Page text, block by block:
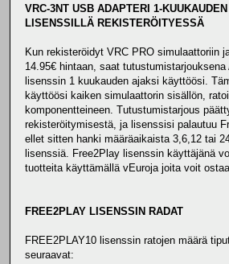
VRC-3NT USB ADAPTERI 1-
LISENSSILLÄ REKISTERÖITYESSÄ
Kun rekisteröidyt VRC PRO simulaattoriin
14.95€ hintaan, saat tutustumistarjouksena
lisenssin 1 kuukauden ajaksi käyttöösi.
käyttöösi kaiken simulaattorin sisällön,
komponentteineen. Tutustumistarjous
rekisteröitymisestä, ja lisenssisi palautuu
ellet sitten hanki määräaikaista 3,6,12 tai
lisenssiä. Free2Play lisenssin käyttäjänä
tuotteita käyttämällä vEuroja joita voit
FREE2PLAY LISENSSIN RADAT
FREE2PLAY10 lisenssin ratojen määrä
seuraavat: